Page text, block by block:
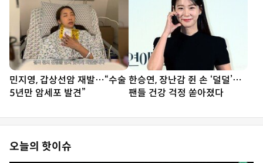
민지영, 갑상선암 재발…“수술
5년만 암세포 발견”
한승연, 장난감 쥔 손 ‘덜덜’…
팬들 건강 걱정 쏟아졌다
오늘의 핫이슈